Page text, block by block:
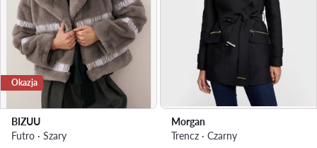
Okazja
BIZUU
Futro · Szary
Morgan
Trencz · Czarny